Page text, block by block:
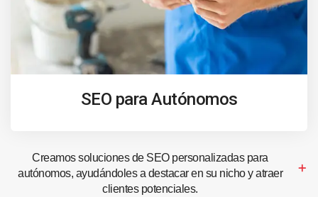
SEO para Autónomos
Creamos soluciones de SEO personalizadas para
autónomos, ayudándoles a destacar en su nicho y atraer
clientes potenciales.